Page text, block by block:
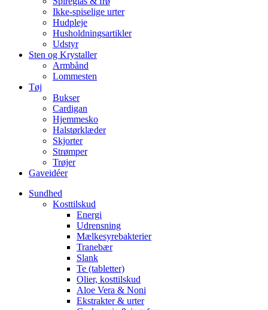
Ikke-spiselige urter
Hudpleje
Husholdningsartikler
Udstyr
Sten og Krystaller
Armbånd
Lommesten
Tøj
Bukser
Cardigan
Hjemmesko
Halstørklæder
Skjorter
Strømper
Trøjer
Gaveidéer
Sundhed
Kosttilskud
Energi
Udrensning
Mælkesyrebakterier
Tranebær
Slank
Te (tabletter)
Olier, kosttilskud
Aloe Vera & Noni
Ekstrakter & urter